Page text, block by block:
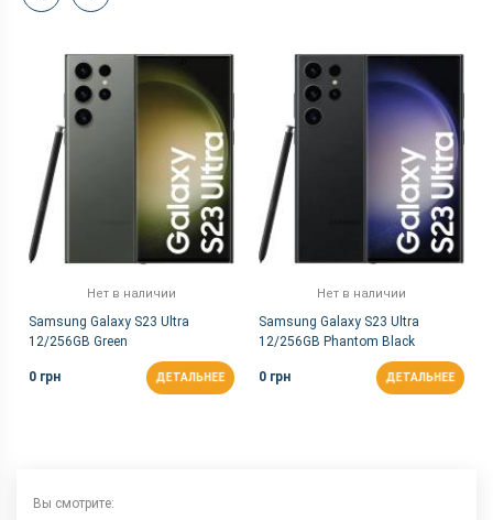
Нет в наличии
Samsung Galaxy S23 Ultra
12/256GB Green
0 грн ДЕТАЛЬНЕЕ
Нет в наличии
Samsung Galaxy S23 Ultra
12/256GB Phantom Black
0 грн ДЕТАЛЬНЕЕ
Вы смотрите: